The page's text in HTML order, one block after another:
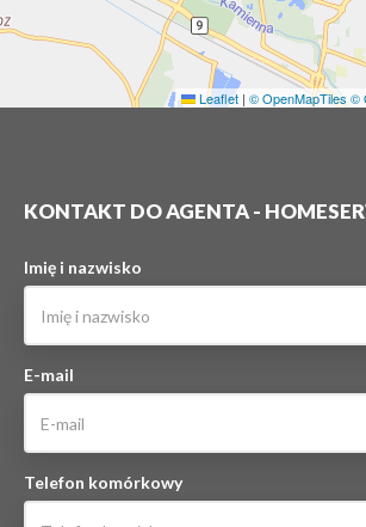
Leaflet | © OpenMapTiles ©
KONTAKT DO AGENTA -
Imię i nazwisko
E-mail
Telefon komórkowy